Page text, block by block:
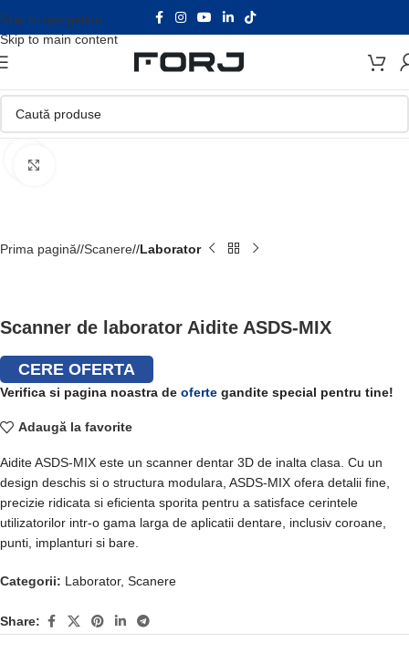
Skip to navigation
Skip to main content
Prima pagină/ Scanere/ Laborator
Scanner de laborator Aidite ASDS-MIX
CERE OFERTA
Verifica si pagina noastra de oferte gandite special pentru tine!
Adaugă la favorite
Aidite ASDS-MIX este un scanner dentar 3D de inalta clasa. Cu un
design deschis si o structura modulara, ASDS-MIX ofera detalii fine,
precizie ridicata si eficienta sporita pentru a satisface cerintele
utilizatorilor intr-o gama larga de aplicatii dentare, inclusiv coroane,
punti, implanturi si bare.
Categorii: Laborator, Scanere
Share: